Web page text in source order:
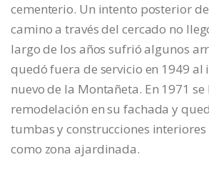
cementerio. Un intento posterior
camino a través del cercado no
largo de los años sufrió algunos
quedó fuera de servicio en 1949 al
nuevo de la Montañeta. En 1971
remodelación en su fachada y
tumbas y construcciones
como zona ajardinada.